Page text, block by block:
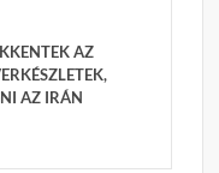
AZ
AZ IRÁN